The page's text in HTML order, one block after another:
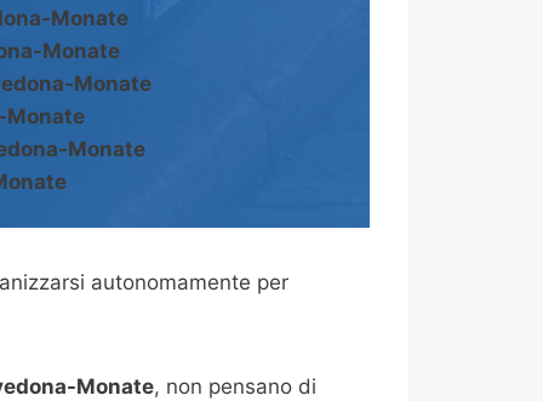
Monate
Monate
Monate
Monate
Monate
autonomamente per
Monate, non pensano di